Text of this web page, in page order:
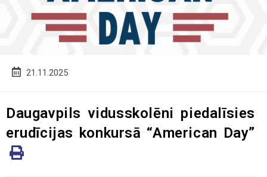
Post21.11.2025
Daugavpils vidusskolēni piedalīsies
erudīcijas konkursā “American Day”